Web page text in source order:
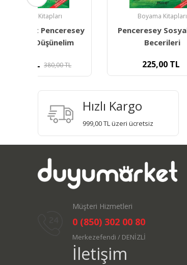
Penceresey Sosyal İlişki
Hızlı Kargo
999,00 TL üzeri ücretsiz
Müşteri Hizmetleri
0 (850) 302 00 80
Merkezefendi / DENİZLİ
İletişim